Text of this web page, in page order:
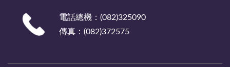
電話總機：(082)325090
傳真：(082)372575